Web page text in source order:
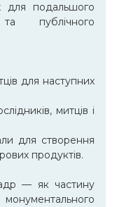
для подальшого
публічного
для наступних
митців і
для створення
продуктів.
— як частину